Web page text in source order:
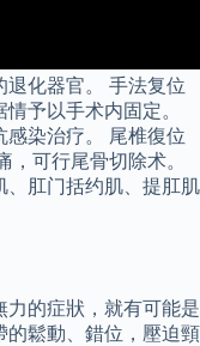
化器官。 手法复位
予以手术内固定。
染治疗。 尾椎復位
可行尾骨切除术。
、肛门括约肌、提肛肌
的症狀，就有可能是
的鬆動、錯位，壓迫頸